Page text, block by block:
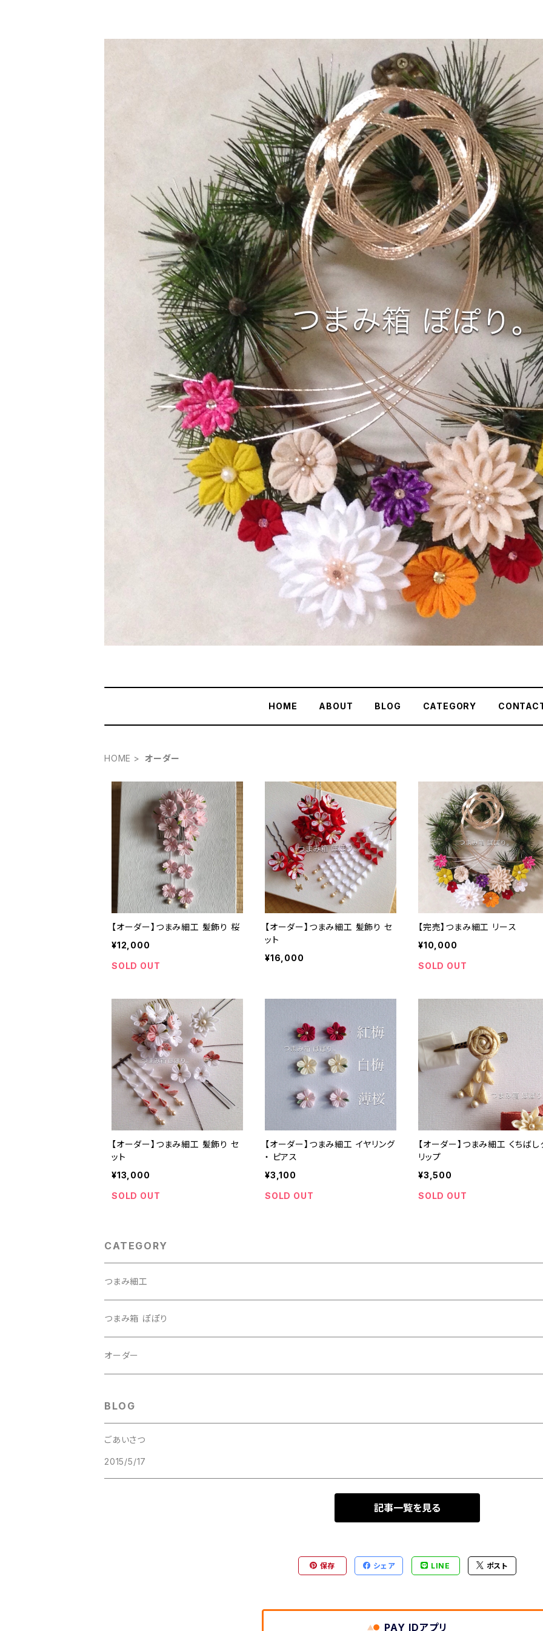
HOME ABOUT BLOG CATEGORY
HOME オーダー
【オーダー】つまみ細工 髪飾り 桜
¥12,000
SOLD OUT
【オーダー】つまみ細工 髪飾り セ
ット
¥16,000
【完売】つまみ細工 リース
¥10,000
SOLD OUT
【オーダー】つまみ細工 髪飾り セ
ット
¥13,000
SOLD OUT
【オーダー】つまみ細工 イヤリング
・ ピアス
¥3,100
SOLD OUT
【オーダー】つまみ細工 くちばし
リップ
¥3,500
SOLD OUT
CATEGORY
つまみ細工
つまみ箱 ぽぽり
オーダー
BLOG
ごあいさつ
2015/5/17
記事一覧を見る
保存 シェア LINE ポスト
PAY IDアプリ